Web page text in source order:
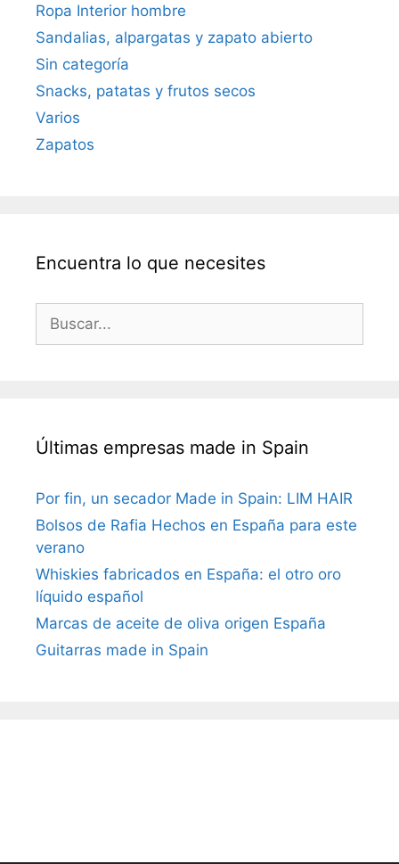
Ropa Interior hombre
Sandalias, alpargatas y zapato abierto
Sin categoría
Snacks, patatas y frutos secos
Varios
Zapatos
Encuentra lo que necesites
Últimas empresas made in Spain
Por fin, un secador Made in Spain: LIM HAIR
Bolsos de Rafia Hechos en España para este
verano
Whiskies fabricados en España: el otro oro
líquido español
Marcas de aceite de oliva origen España
Guitarras made in Spain